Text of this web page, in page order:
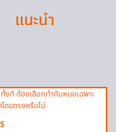
แนะนำ